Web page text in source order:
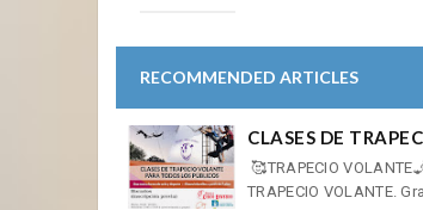
RECOMMENDED ARTICLES
CLASES DE
🥰TRAPECIO
TRAPECIO VOLANTE.